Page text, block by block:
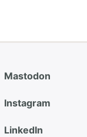
Mastodon
Instagram
LinkedIn